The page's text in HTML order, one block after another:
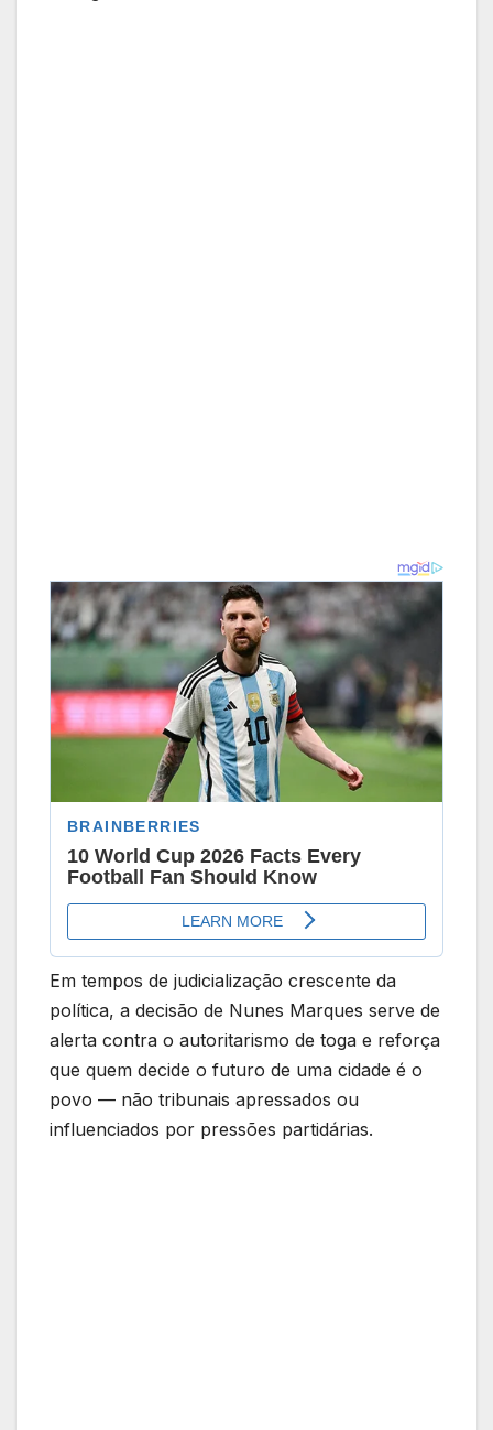
Em tempos de judicialização crescente da
política, a decisão de Nunes Marques serve de
alerta contra o autoritarismo de toga e reforça
que quem decide o futuro de uma cidade é o
povo — não tribunais apressados ou
influenciados por pressões partidárias.